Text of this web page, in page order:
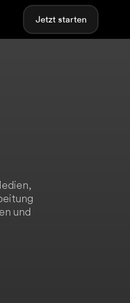
Jetzt starten
und